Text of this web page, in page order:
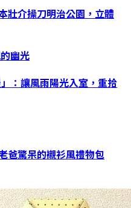
壯介操刀明治公園，立體
幽光
：讓風雨陽光入室，重拾
爸驚呆的襯衫風禮物包